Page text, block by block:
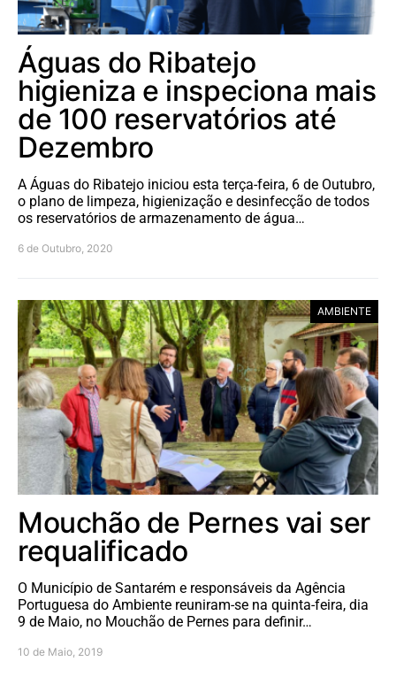
Águas do Ribatejo
higieniza e inspeciona mais
de 100 reservatórios até
Dezembro
A Águas do Ribatejo iniciou esta terça-feira, 6 de Outubro,
o plano de limpeza, higienização e desinfecção de todos
os reservatórios de armazenamento de água…
6 de Outubro, 2020
AMBIENTE
Mouchão de Pernes vai ser
requalificado
O Município de Santarém e responsáveis da Agência
Portuguesa do Ambiente reuniram-se na quinta-feira, dia
9 de Maio, no Mouchão de Pernes para definir…
10 de Maio, 2019